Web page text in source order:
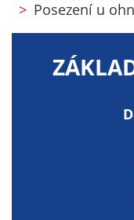
Posezení u